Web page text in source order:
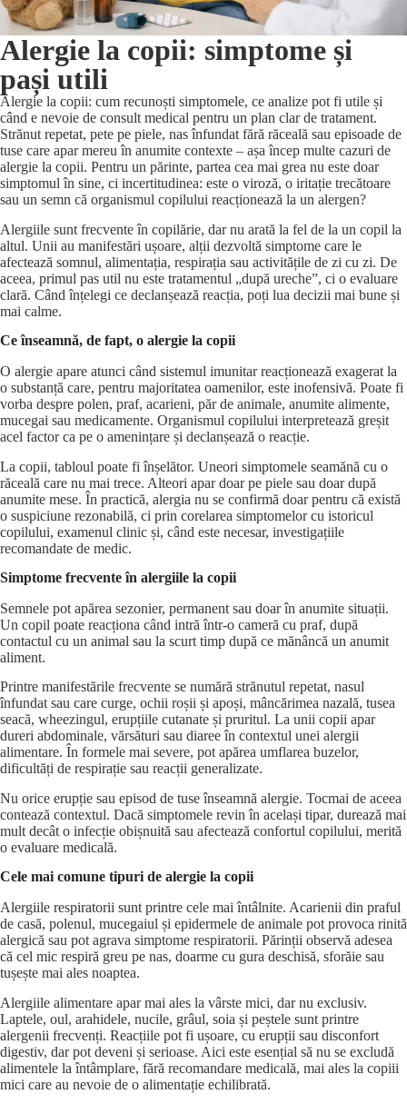
Alergie la copii: simptome și
pași utili
Alergie la copii: cum recunoști simptomele, ce analize pot fi utile și
când e nevoie de consult medical pentru un plan clar de tratament.
Strănut repetat, pete pe piele, nas înfundat fără răceală sau episoade de
tuse care apar mereu în anumite contexte – așa încep multe cazuri de
alergie la copii. Pentru un părinte, partea cea mai grea nu este doar
simptomul în sine, ci incertitudinea: este o viroză, o iritație trecătoare
sau un semn că organismul copilului reacționează la un alergen?
Alergiile sunt frecvente în copilărie, dar nu arată la fel de la un copil la
altul. Unii au manifestări ușoare, alții dezvoltă simptome care le
afectează somnul, alimentația, respirația sau activitățile de zi cu zi. De
aceea, primul pas util nu este tratamentul „după ureche”, ci o evaluare
clară. Când înțelegi ce declanșează reacția, poți lua decizii mai bune și
mai calme.
Ce înseamnă, de fapt, o alergie la copii
O alergie apare atunci când sistemul imunitar reacționează exagerat la
o substanță care, pentru majoritatea oamenilor, este inofensivă. Poate fi
vorba despre polen, praf, acarieni, păr de animale, anumite alimente,
mucegai sau medicamente. Organismul copilului interpretează greșit
acel factor ca pe o amenințare și declanșează o reacție.
La copii, tabloul poate fi înșelător. Uneori simptomele seamănă cu o
răceală care nu mai trece. Alteori apar doar pe piele sau doar după
anumite mese. În practică, alergia nu se confirmă doar pentru că există
o suspiciune rezonabilă, ci prin corelarea simptomelor cu istoricul
copilului, examenul clinic și, când este necesar, investigațiile
recomandate de medic.
Simptome frecvente în alergiile la copii
Semnele pot apărea sezonier, permanent sau doar în anumite situații.
Un copil poate reacționa când intră într-o cameră cu praf, după
contactul cu un animal sau la scurt timp după ce mănâncă un anumit
aliment.
Printre manifestările frecvente se numără strănutul repetat, nasul
înfundat sau care curge, ochii roșii și apoși, mâncărimea nazală, tusea
seacă, wheezingul, erupțiile cutanate și pruritul. La unii copii apar
dureri abdominale, vărsături sau diaree în contextul unei alergii
alimentare. În formele mai severe, pot apărea umflarea buzelor,
dificultăți de respirație sau reacții generalizate.
Nu orice erupție sau episod de tuse înseamnă alergie. Tocmai de aceea
contează contextul. Dacă simptomele revin în același tipar, durează mai
mult decât o infecție obișnuită sau afectează confortul copilului, merită
o evaluare medicală.
Cele mai comune tipuri de alergie la copii
Alergiile respiratorii sunt printre cele mai întâlnite. Acarienii din praful
de casă, polenul, mucegaiul și epidermele de animale pot provoca rinită
alergică sau pot agrava simptome respiratorii. Părinții observă adesea
că cel mic respiră greu pe nas, doarme cu gura deschisă, sforăie sau
tușește mai ales noaptea.
Alergiile alimentare apar mai ales la vârste mici, dar nu exclusiv.
Laptele, oul, arahidele, nucile, grâul, soia și peștele sunt printre
alergenii frecvenți. Reacțiile pot fi ușoare, cu erupții sau disconfort
digestiv, dar pot deveni și serioase. Aici este esențial să nu se excludă
alimentele la întâmplare, fără recomandare medicală, mai ales la copiii
mici care au nevoie de o alimentație echilibrată.